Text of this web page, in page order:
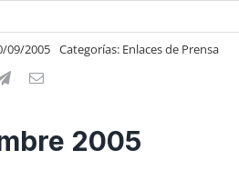
09/2005 Categorías: Enlaces de Prensa
2005